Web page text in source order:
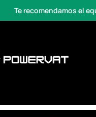
equipo correcto